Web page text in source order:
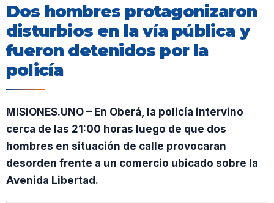
Dos hombres protagonizaron
disturbios en la vía pública y
fueron detenidos por la
policía
MISIONES.UNO – En Oberá, la policía intervino
cerca de las 21:00 horas luego de que dos
hombres en situación de calle provocaran
desorden frente a un comercio ubicado sobre la
Avenida Libertad.